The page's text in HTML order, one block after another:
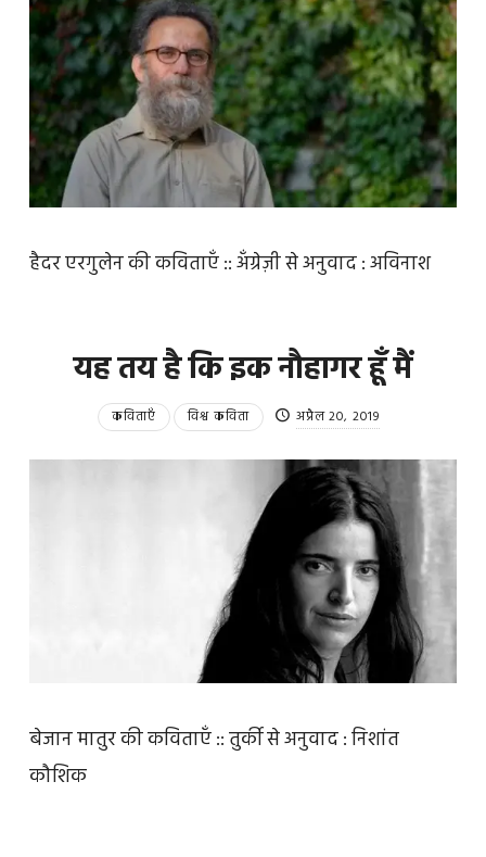
हैदर एरगुलेन की कविताएँ :: अँग्रेज़ी से अनुवाद : अविनाश
यह तय है कि इक नौहागर हूँ मैं
कविताएँ विश्व कविता अप्रैल 20, 2019
बेजान मातुर की कविताएँ :: तुर्की से अनुवाद : निशांत
कौशिक